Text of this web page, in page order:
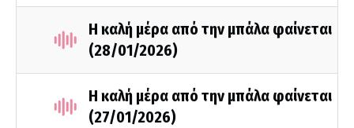
Η καλή μέρα από την μπάλα φαίνεται
(28/01/2026)
Η καλή μέρα από την μπάλα φαίνεται
(27/01/2026)